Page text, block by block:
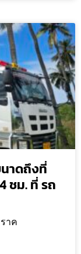
าดถึงที่
ชม. ที่ รถ
าค